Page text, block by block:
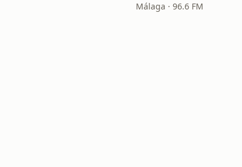
Málaga · 96.6 FM